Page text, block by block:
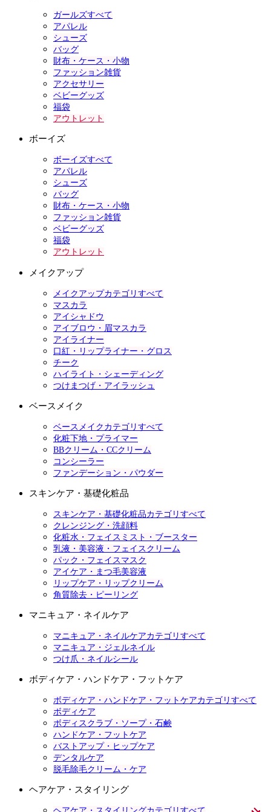
ガールズすべて
アパレル
シューズ
バッグ
財布・ケース・小物
ファッション雑貨
アクセサリー
ベビーグッズ
福袋
アウトレット
ボーイズ
ボーイズすべて
アパレル
シューズ
バッグ
財布・ケース・小物
ファッション雑貨
ベビーグッズ
福袋
アウトレット
メイクアップ
メイクアップカテゴリすべて
マスカラ
アイシャドウ
アイブロウ・眉マスカラ
アイライナー
口紅・リップライナー・グロス
チーク
ハイライト・シェーディング
つけまつげ・アイラッシュ
ベースメイク
ベースメイクカテゴリすべて
化粧下地・プライマー
BBクリーム・CCクリーム
コンシーラー
ファンデーション・パウダー
スキンケア・基礎化粧品
スキンケア・基礎化粧品カテゴリすべて
クレンジング・洗顔料
化粧水・フェイスミスト・ブースター
乳液・美容液・フェイスクリーム
パック・フェイスマスク
アイケア・まつ毛美容液
リップケア・リップクリーム
角質除去・ピーリング
マニキュア・ネイルケア
マニキュア・ネイルケアカテゴリすべて
マニキュア・ジェルネイル
つけ爪・ネイルシール
ボディケア・ハンドケア・フットケア
ボディケア・ハンドケア・フットケアカテゴリすべて
ボディケア
ボディスクラブ・ソープ・石鹸
ハンドケア・フットケア
バストアップ・ヒップケア
デンタルケア
脱毛除毛クリーム・ケア
ヘアケア・スタイリング